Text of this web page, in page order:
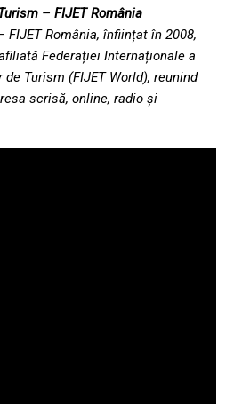
– FIJET România
FIJET România, înființat în 2008,
Federației Internaționale a
Turism (FIJET World), reunind
scrisă, online, radio și